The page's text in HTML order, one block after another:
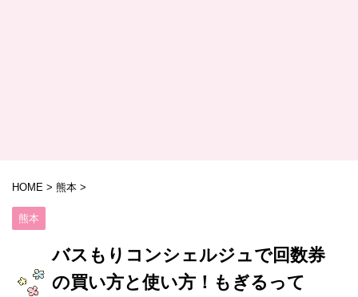
HOME > 熊本 >
熊本
バスもりコンシェルジュで回数券
の買い方と使い方！もぎるって